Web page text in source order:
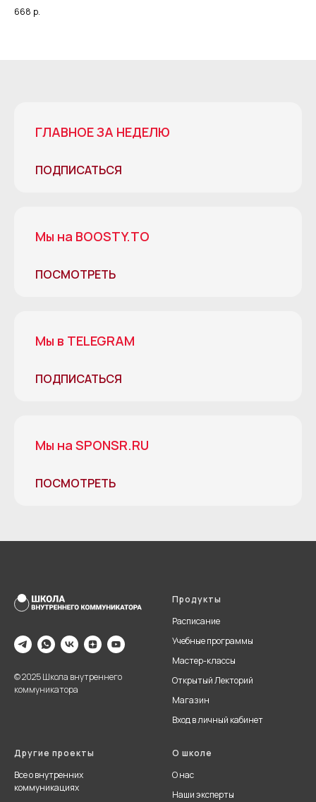
668 р.
ГЛАВНОЕ ЗА НЕДЕЛЮ
ПОДПИСАТЬСЯ
Мы на BOOSTY.TO
ПОСМОТРЕТЬ
Мы в TELEGRAM
ПОДПИСАТЬСЯ
Мы на SPONSR.RU
ПОСМОТРЕТЬ
© 2025 Школа внутреннего
коммуникатора
Продукты
Расписание
Учебные программы
Мастер-классы
Открытый Лекторий
Магазин
Вход в личный кабинет
Другие проекты
Все о внутренних
коммуникациях
О школе
О нас
Наши эксперты